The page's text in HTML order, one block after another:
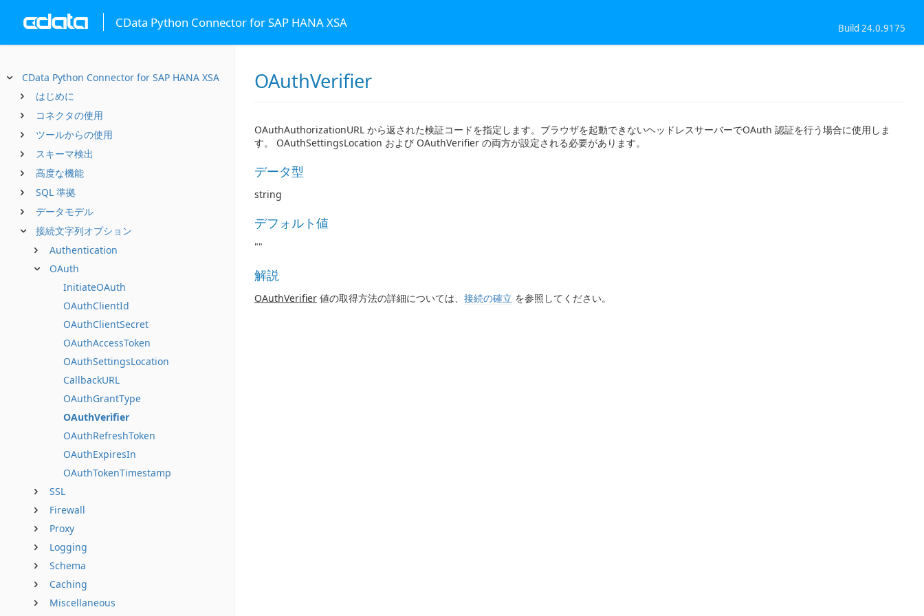
CData Python Connector for SAP HANA XSA Build 24.0.9175
CData Python Connector for SAP HANA XSA
はじめに
コネクタの使用
ツールからの使用
スキーマ検出
高度な機能
SQL 準拠
データモデル
接続文字列オプション
Authentication
OAuth
InitiateOAuth
OAuthClientId
OAuthClientSecret
OAuthAccessToken
OAuthSettingsLocation
CallbackURL
OAuthGrantType
OAuthVerifier
OAuthRefreshToken
OAuthExpiresIn
OAuthTokenTimestamp
SSL
Firewall
Proxy
Logging
Schema
Caching
Miscellaneous
OAuthVerifier
OAuthAuthorizationURL から返された検証コードを指定します。ブラウザを起動できないヘッドレスサーバーでOAuth 認証を行う場合に使用しま
す。 OAuthSettingsLocation および OAuthVerifier の両方が設定される必要があります。
データ型
string
デフォルト値
""
解説
OAuthVerifier 値の取得方法の詳細については、 接続の確立 を参照してください。